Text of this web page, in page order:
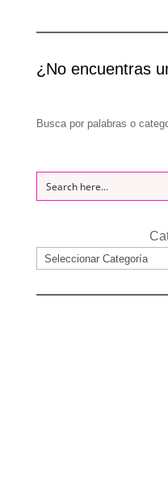
¿No encuentras
Busca por palabras o